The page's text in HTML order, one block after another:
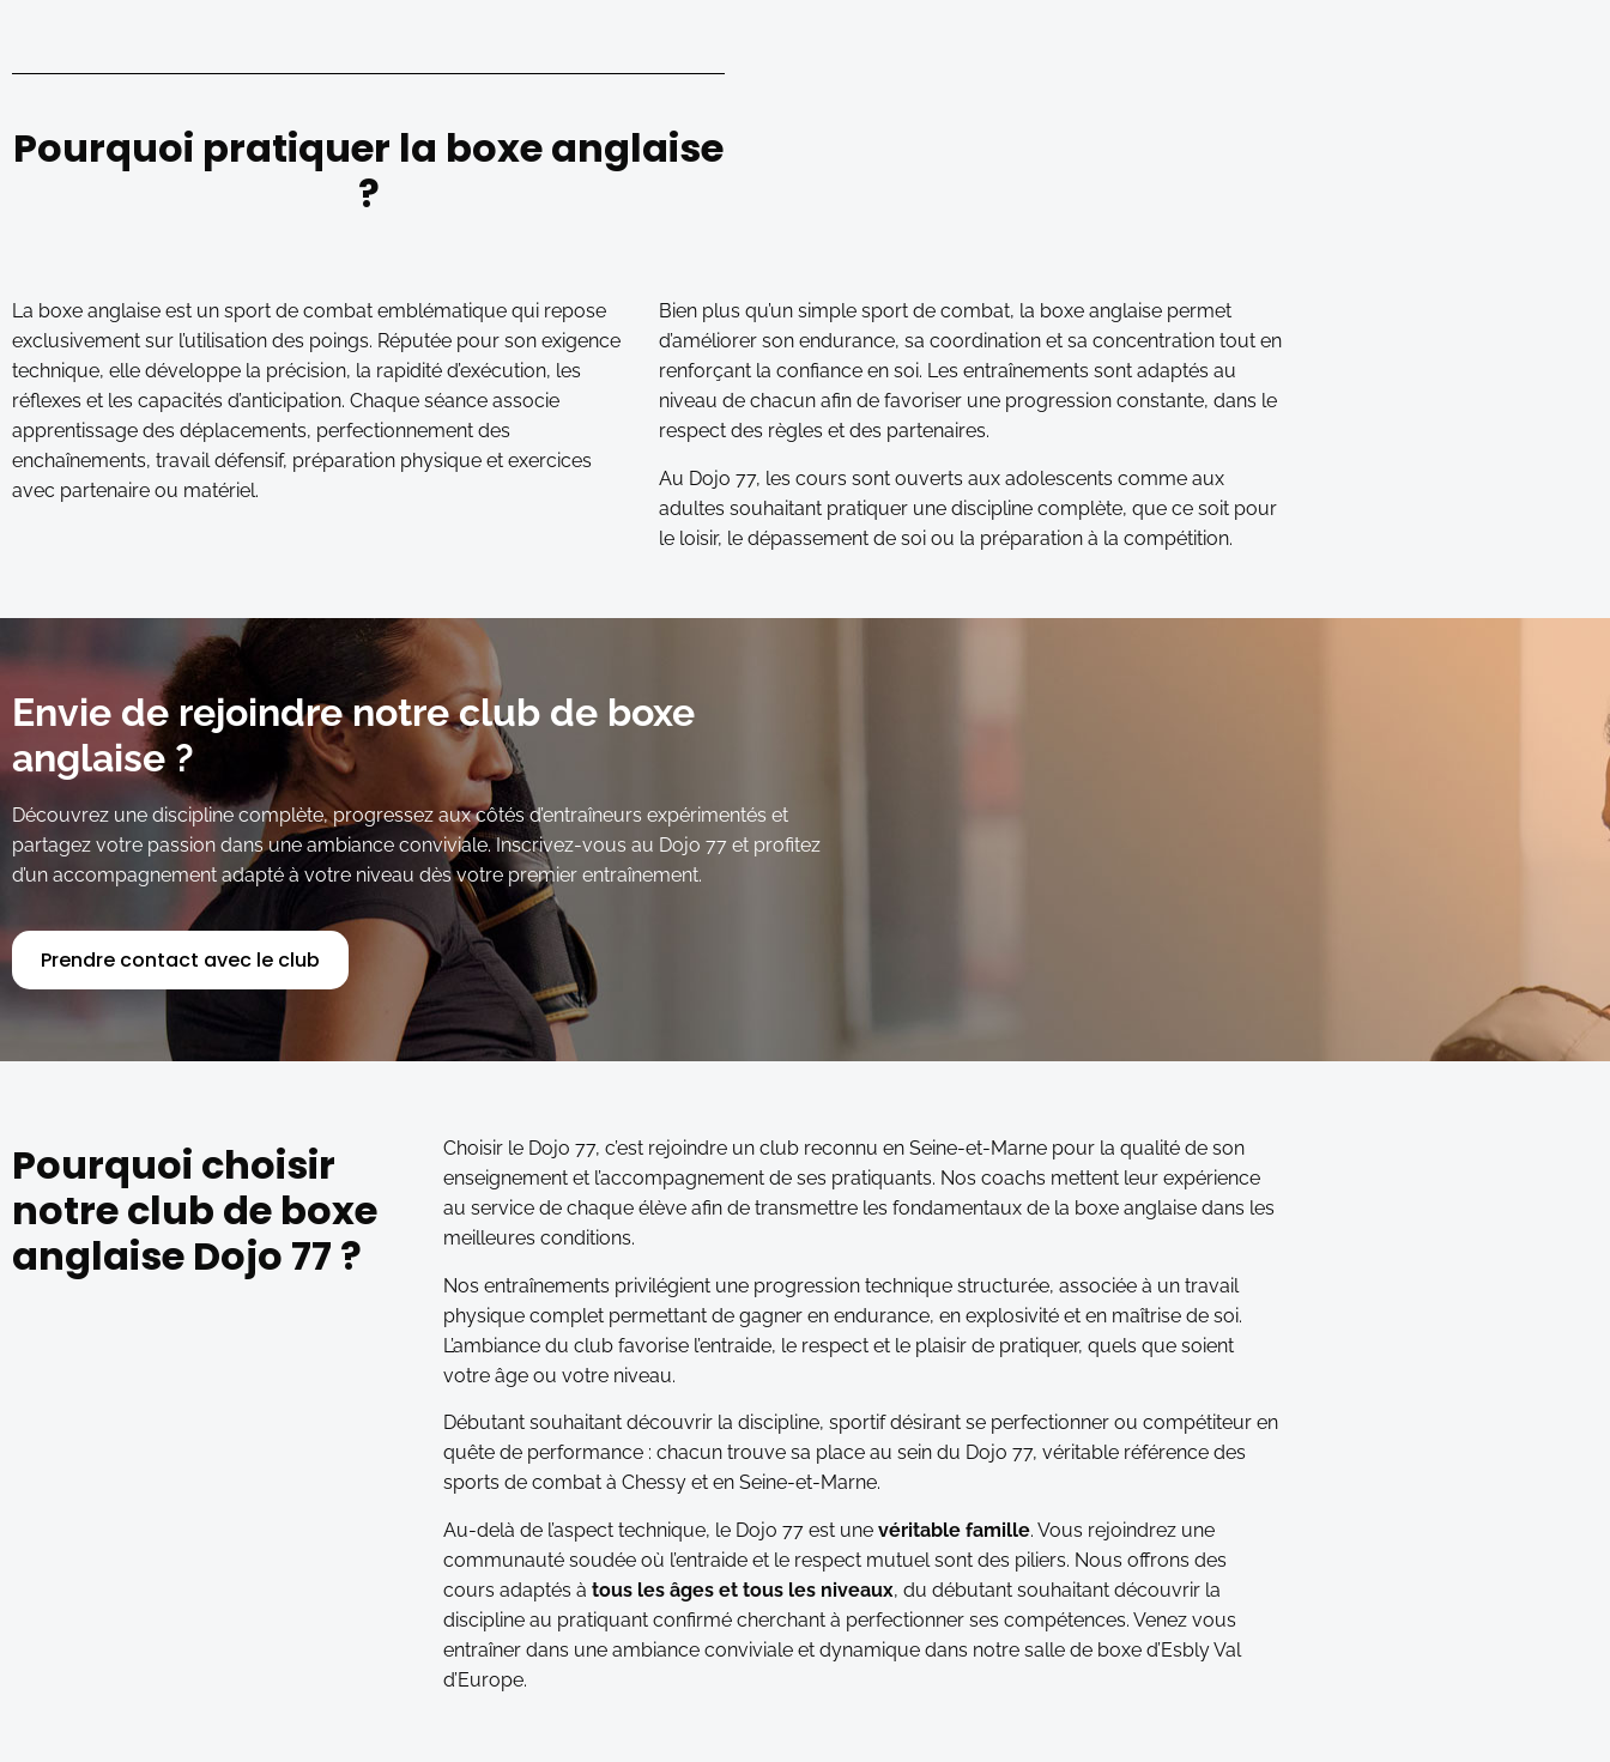
Pourquoi pratiquer la boxe anglaise
?
La boxe anglaise est un sport de combat emblématique qui repose
exclusivement sur l’utilisation des poings. Réputée pour son exigence
technique, elle développe la précision, la rapidité d’exécution, les
réflexes et les capacités d’anticipation. Chaque séance associe
apprentissage des déplacements, perfectionnement des
enchaînements, travail défensif, préparation physique et exercices
avec partenaire ou matériel.
Bien plus qu’un simple sport de combat, la boxe anglaise permet
d’améliorer son endurance, sa coordination et sa concentration tout en
renforçant la confiance en soi. Les entraînements sont adaptés au
niveau de chacun afin de favoriser une progression constante, dans le
respect des règles et des partenaires.
Au Dojo 77, les cours sont ouverts aux adolescents comme aux
adultes souhaitant pratiquer une discipline complète, que ce soit pour
le loisir, le dépassement de soi ou la préparation à la compétition.
Envie de rejoindre notre club de boxe
anglaise ?
Découvrez une discipline complète, progressez aux côtés d’entraîneurs expérimentés et
partagez votre passion dans une ambiance conviviale. Inscrivez-vous au Dojo 77 et profitez
d’un accompagnement adapté à votre niveau dès votre premier entraînement.
Prendre contact avec le club
Pourquoi choisir
notre club de boxe
anglaise Dojo 77 ?
Choisir le Dojo 77, c’est rejoindre un club reconnu en Seine-et-Marne pour la qualité de son
enseignement et l’accompagnement de ses pratiquants. Nos coachs mettent leur expérience
au service de chaque élève afin de transmettre les fondamentaux de la boxe anglaise dans les
meilleures conditions.
Nos entraînements privilégient une progression technique structurée, associée à un travail
physique complet permettant de gagner en endurance, en explosivité et en maîtrise de soi.
L’ambiance du club favorise l’entraide, le respect et le plaisir de pratiquer, quels que soient
votre âge ou votre niveau.
Débutant souhaitant découvrir la discipline, sportif désirant se perfectionner ou compétiteur en
quête de performance : chacun trouve sa place au sein du Dojo 77, véritable référence des
sports de combat à Chessy et en Seine-et-Marne.
Au-delà de l’aspect technique, le Dojo 77 est une véritable famille. Vous rejoindrez une
communauté soudée où l’entraide et le respect mutuel sont des piliers. Nous offrons des
cours adaptés à tous les âges et tous les niveaux, du débutant souhaitant découvrir la
discipline au pratiquant confirmé cherchant à perfectionner ses compétences. Venez vous
entraîner dans une ambiance conviviale et dynamique dans notre salle de boxe d’Esbly Val
d’Europe.